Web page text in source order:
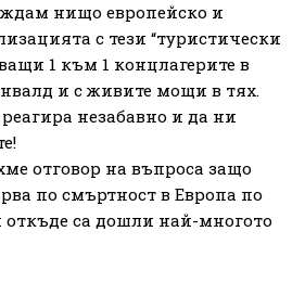
нищо европейско и
с тези “туристически
1 към 1 концлагерите в
и с живите мощи в тях.
незабавно и да ни
отговор на въпроса защо
по смъртност в Европа по
откъде са дошли най-многото